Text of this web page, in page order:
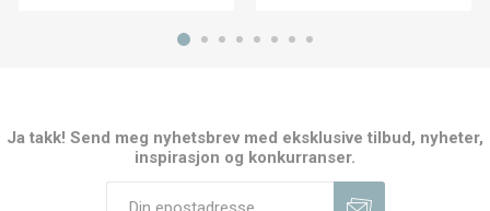
Ja takk! Send meg nyhetsbrev med eksklusive tilbud, nyheter,
inspirasjon og konkurranser.